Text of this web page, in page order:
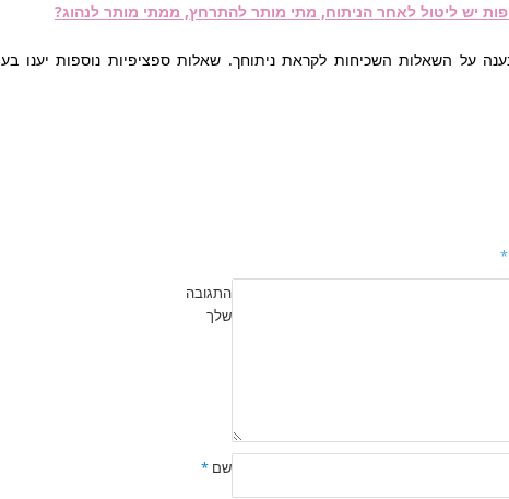
יש ליטול לאחר הניתוח, מתי מותר להתרחץ, ממתי מותר לנהוג?
על השאלות השכיחות לקראת ניתוחך. שאלות ספציפיות נוספות יענו
*
התגובה
שלך
שם *